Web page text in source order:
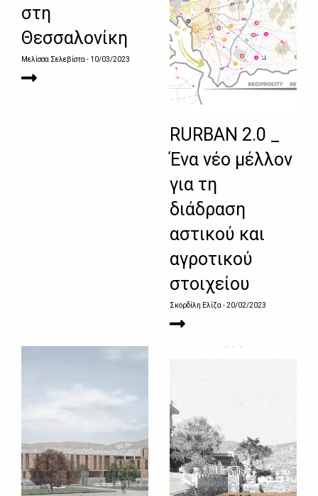
στη
Θεσσαλονίκη
Μελίσσα Σελεβίστα- 10/03/2023
RURBAN 2.0 _
Ένα νέο μέλλον
για τη
διάδραση
αστικού και
αγροτικού
στοιχείου
Σκορδίλη Ελίζα- 20/02/2023